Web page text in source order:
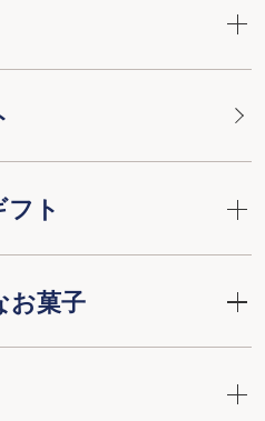
ト
お菓子